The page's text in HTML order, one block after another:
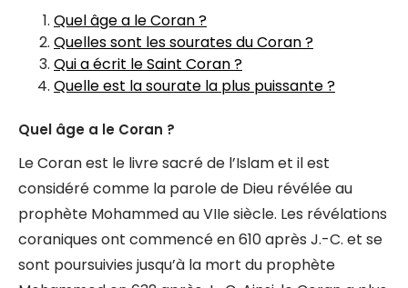
Quel âge a le Coran ?
Quelles sont les sourates du Coran ?
Qui a écrit le Saint Coran ?
Quelle est la sourate la plus puissante ?
Quel âge a le Coran ?
Le Coran est le livre sacré de l’Islam et il est
considéré comme la parole de Dieu révélée au
prophète Mohammed au VIIe siècle. Les révélations
coraniques ont commencé en 610 après J.-C. et se
sont poursuivies jusqu’à la mort du prophète